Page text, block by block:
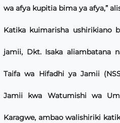
wa afya kupitia bima ya afya,”
Katika kuimarisha ushirikiano
jamii, Dkt. Isaka aliambatana
Taifa wa Hifadhi ya Jamii
Jamii kwa Watumishi wa
Karagwe, ambao walishiriki